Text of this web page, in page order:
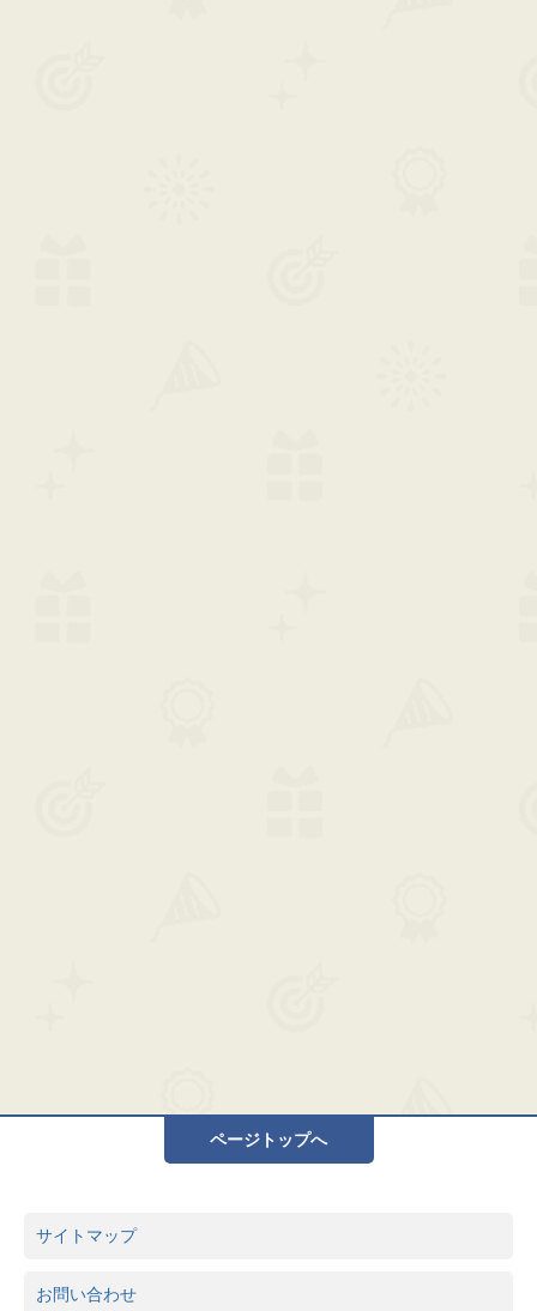
ページトップへ
サイトマップ
お問い合わせ